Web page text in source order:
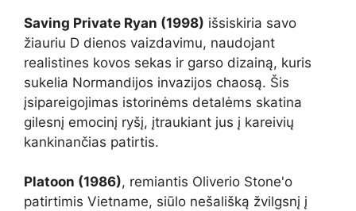
Saving Private Ryan (1998) išsiskiria savo
žiauriu D dienos vaizdavimu, naudojant
realistines kovos sekas ir garso dizainą, kuris
sukelia Normandijos invazijos chaosą. Šis
įsipareigojimas istorinėms detalėms skatina
gilesnį emocinį ryšį, įtraukiant jus į kareivių
kankinančias patirtis.
Platoon (1986), remiantis Oliverio Stone'o
patirtimis Vietname, siūlo nešališką žvilgsnį į